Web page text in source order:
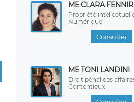
ME CLARA FENNIRI
Propriété
Numérique
Consulter
ME TONI LANDINI
Droit pénal des
Contentieux